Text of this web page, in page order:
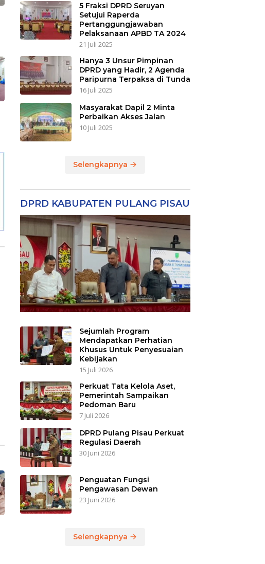
5 Fraksi DPRD Seruyan
Setujui Raperda
Pertanggungjawaban
Pelaksanaan APBD TA 2024
21 Juli 2025
Hanya 3 Unsur Pimpinan
DPRD yang Hadir, 2 Agenda
Paripurna Terpaksa di Tunda
16 Juli 2025
Masyarakat Dapil 2 Minta
Perbaikan Akses Jalan
10 Juli 2025
Selengkapnya
DPRD KABUPATEN PULANG PISAU
Sejumlah Program
Mendapatkan Perhatian
Khusus Untuk Penyesuaian
Kebijakan
15 Juli 2026
Perkuat Tata Kelola Aset,
Pemerintah Sampaikan
Pedoman Baru
7 Juli 2026
DPRD Pulang Pisau Perkuat
Regulasi Daerah
30 Juni 2026
Penguatan Fungsi
Pengawasan Dewan
23 Juni 2026
Selengkapnya